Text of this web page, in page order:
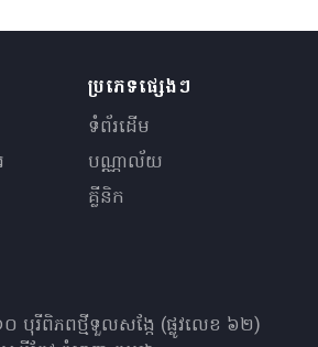
ប្រភេទផ្សេងៗ
ទំព័រដើម
បណ្ណាល័យ
គ្លីនិក
បុរីពិភពថ្មីទួលសង្កែ (ផ្លូវលេខ ៦២)